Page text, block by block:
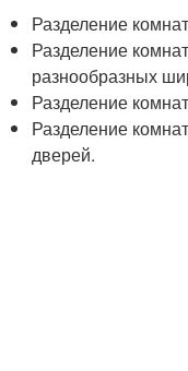
Разделение
Разделение
разнообразных
Разделение
Разделение
дверей.